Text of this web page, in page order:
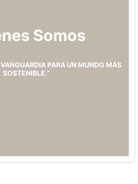
Somos
PARA UN MUNDO MÁS
SOSTENIBLE.”